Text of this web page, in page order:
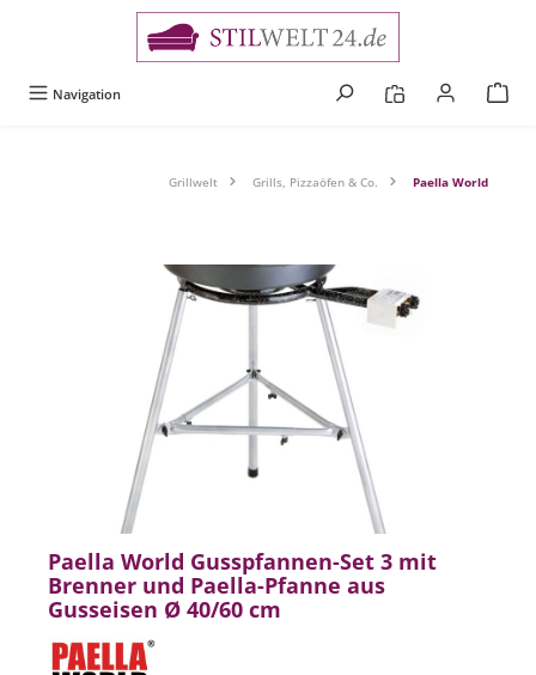
Navigation
Grillwelt Grills, Pizzaöfen & Co. Paella World
Bildergalerie überspringen
Paella World Gusspfannen-Set 3 mit
Brenner und Paella-Pfanne aus
Gusseisen Ø 40/60 cm